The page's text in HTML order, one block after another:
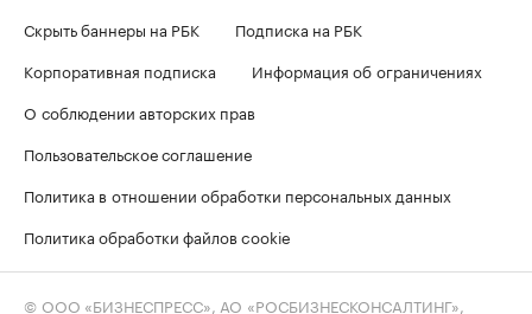
Скрыть баннеры на РБК
Подписка на РБК
Корпоративная подписка
Информация об ограничениях
О соблюдении авторских прав
Пользовательское соглашение
Политика в отношении обработки персональных данных
Политика обработки файлов cookie
© ООО «БИЗНЕСПРЕСС», АО «РОСБИЗНЕСКОНСАЛТИНГ»,